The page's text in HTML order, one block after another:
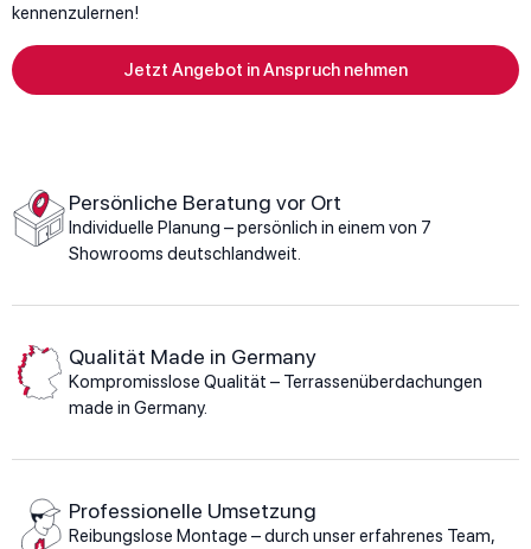
kennenzulernen!
Jetzt Angebot in Anspruch nehmen
Persönliche Beratung vor Ort
Individuelle Planung – persönlich in einem von 7
Showrooms deutschlandweit.
Qualität Made in Germany
Kompromisslose Qualität – Terrassenüberdachungen
made in Germany.
Professionelle Umsetzung
Reibungslose Montage – durch unser erfahrenes Team,